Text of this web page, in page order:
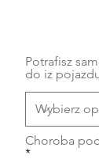
Potrafisz
do iz
Choroba